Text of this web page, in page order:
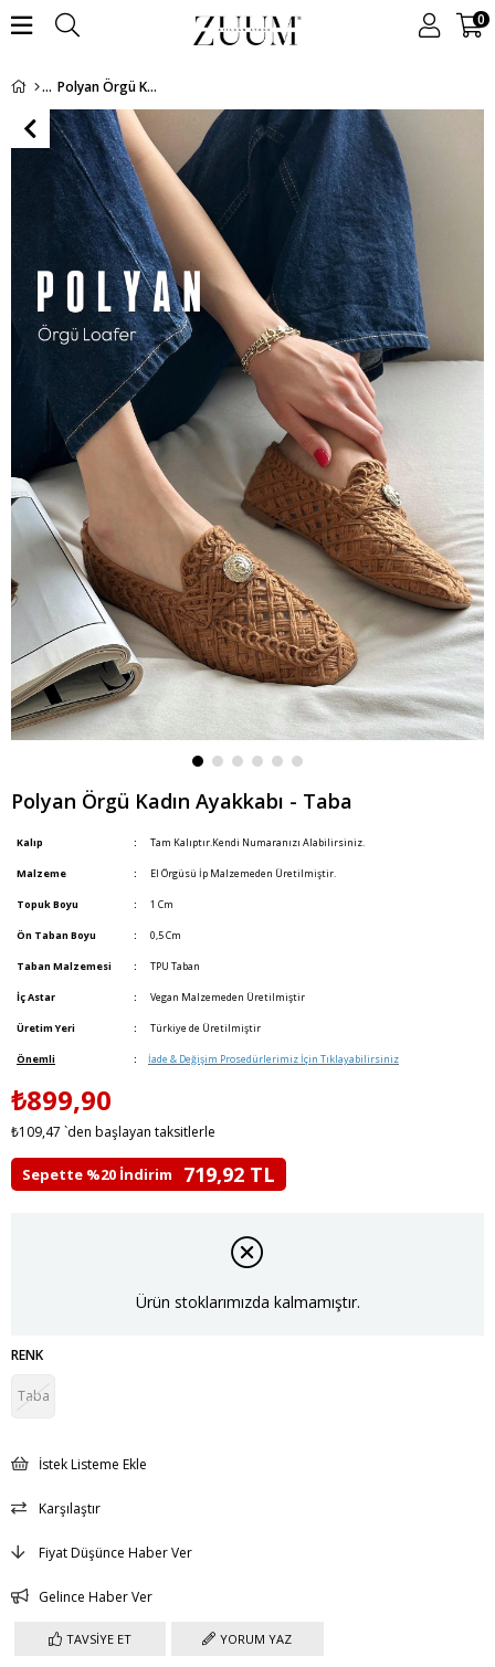
0
Polyan Örgü Kadın Ayakkabı - Taba
Polyan Örgü Kadın Ayakkabı - Taba
Kalıp : Tam Kalıptır.Kendi Numaranızı Alabilirsiniz.
Malzeme : El Örgüsü İp Malzemeden Üretilmiştir.
Topuk Boyu : 1 Cm
Ön Taban Boyu : 0,5 Cm
Taban Malzemesi : TPU Taban
İç Astar : Vegan Malzemeden Üretilmiştir
Üretim Yeri : Türkiye de Üretilmiştir
Önemli : İade & Değişim Prosedürlerimiz İçin Tıklayabilirsiniz
₺899,90
₺109,47 `den başlayan taksitlerle
Sepette %20 İndirim 719,92 TL
Ürün stoklarımızda kalmamıştır.
RENK
Taba
İstek Listeme Ekle
Karşılaştır
Fiyat Düşünce Haber Ver
Gelince Haber Ver
TAVSIYE ET YORUM YAZ